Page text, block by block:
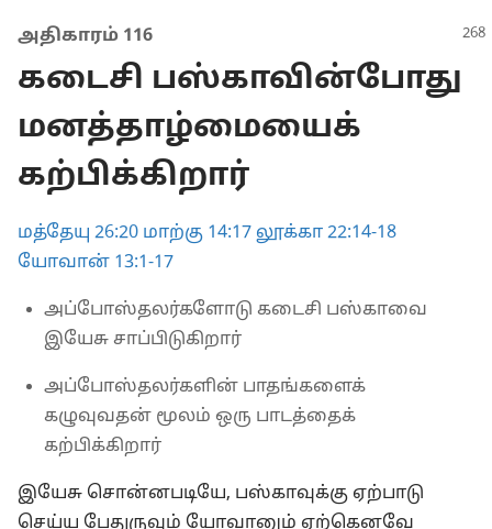
செய்கிறார்
1999
செய்தார்
அதிகாரம் 116
கடைசி பஸ்காவின்போது
மனத்தாழ்மையைக்
கற்பிக்கிறார்
மத்தேயு 26:20 மாற்கு 14:17 லூக்கா 22:14-18
யோவான் 13:1-17
அப்போஸ்தலர்களோடு கடைசி பஸ்காவை
இயேசு சாப்பிடுகிறார்
அப்போஸ்தலர்களின் பாதங்களைக்
கழுவுவதன் மூலம் ஒரு பாடத்தைக்
கற்பிக்கிறார்
இயேசு சொன்னபடியே, பஸ்காவுக்கு ஏற்பாடு
செய்ய பேதுருவும் யோவானும் ஏற்கெனவே